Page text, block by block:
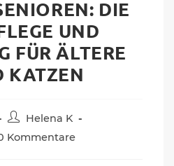
DIE
UND
FÜR ÄLTERE
KATZEN
Beitrags-
Autor:
Helena K
Kommentare